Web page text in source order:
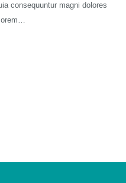
consequuntur magni dolores